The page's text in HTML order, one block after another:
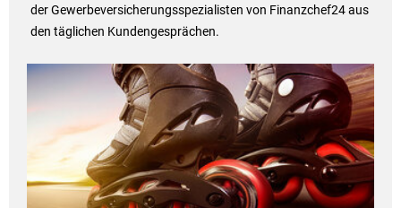
der Gewerbeversicherungsspezialisten von Finanzchef24 aus
den täglichen Kundengesprächen.